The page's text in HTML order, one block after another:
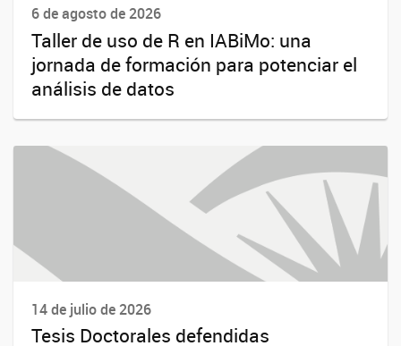
6 de agosto de 2026
Taller de uso de R en IABiMo: una
jornada de formación para potenciar el
análisis de datos
14 de julio de 2026
Tesis Doctorales defendidas